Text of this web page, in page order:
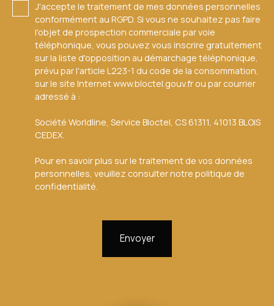
J'accepte le traitement de mes données personnelles
conformément au RGPD. Si vous ne souhaitez pas faire
l'objet de prospection commerciale par voie
téléphonique, vous pouvez vous inscrire gratuitement
sur la liste d'opposition au démarchage téléphonique,
prévu par l'article L223-1 du code de la consommation,
sur le site Internet www.bloctel.gouv.fr ou par courrier
adressé à :
Société Worldline, Service Bloctel, CS 61311, 41013 BLOIS
CEDEX.
Pour en savoir plus sur le traitement de vos données
personnelles, veuillez consulter notre politique de
confidentialité.
Envoyer